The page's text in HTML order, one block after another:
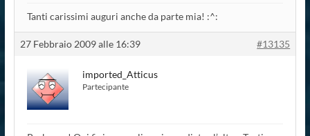
Tanti carissimi auguri anche da parte mia! :^:
27 Febbraio 2009 alle 16:39 #13135
imported_Atticus
Partecipante